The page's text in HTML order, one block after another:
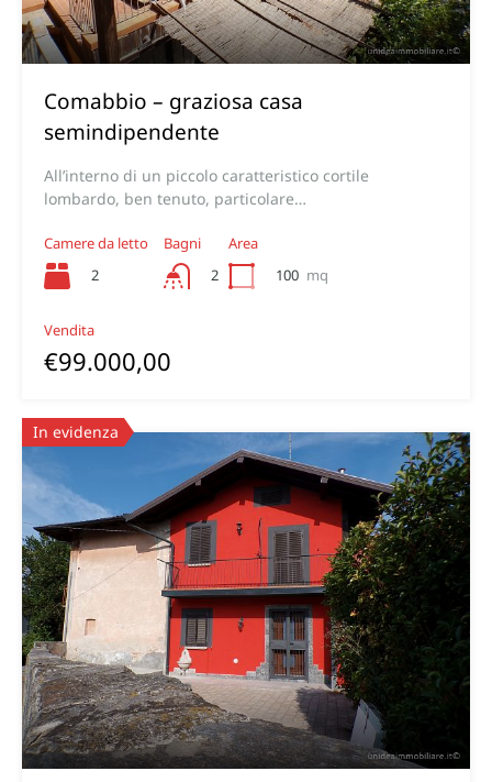
Comabbio – graziosa casa
semindipendente
All’interno di un piccolo caratteristico cortile
lombardo, ben tenuto, particolare…
Camere da letto
2
Bagni
2
Area
100 mq
Vendita
€99.000,00
In evidenza